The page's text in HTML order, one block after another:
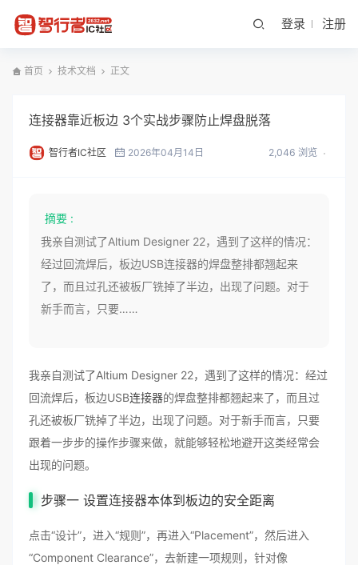
登录 注册
首页 技术文档 正文
连接器靠近板边 3个实战步骤防止焊盘脱落
智行者IC社区 2026年04月14日 2,046 浏览
摘要 :
我亲自测试了Altium Designer 22，遇到了这样的情况：
经过回流焊后，板边USB连接器的焊盘整排都翘起来
了，而且过孔还被板厂铣掉了半边，出现了问题。对于
新手而言，只要……
我亲自测试了Altium Designer 22，遇到了这样的情况：经过
回流焊后，板边USB连接器的焊盘整排都翘起来了，而且过
孔还被板厂铣掉了半边，出现了问题。对于新手而言，只要
跟着一步步的操作步骤来做，就能够轻松地避开这类经常会
出现的问题。
步骤一 设置连接器本体到板边的安全距离
点击“设计”，进入“规则”，再进入“Placement”，然后进入
“Component Clearance”，去新建一项规则，针对像